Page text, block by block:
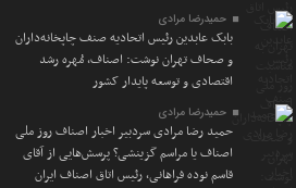
حمیدرضا مرادی
بابک عابدین رئیس اتحادیه صنف چاپخانه‌داران
و صحاف تهران نوشت: اصناف، مُهره رشد
اقتصادی و توسعه پایدار کشور
حمیدرضا مرادی
حمید رضا مرادی سردبیر اخبار اصناف روز ملی
اصناف یا مراسم گزینشی؟ پرسش‌هایی از آقای
قاسم نوده فراهانی، رئیس اتاق اصناف ایران